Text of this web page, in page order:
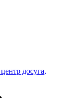
досуга,